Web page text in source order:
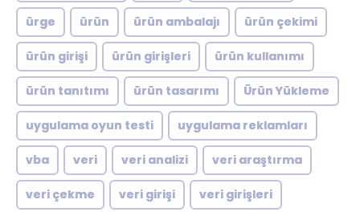
ürge ürün ürün ambalajı ürün çekimi
ürün girişi ürün girişleri ürün kullanımı
ürün tanıtımı ürün tasarımı Ürün Yükleme
uygulama oyun testi uygulama reklamları
vba veri veri analizi veri araştırma
veri çekme veri girişi veri girişleri